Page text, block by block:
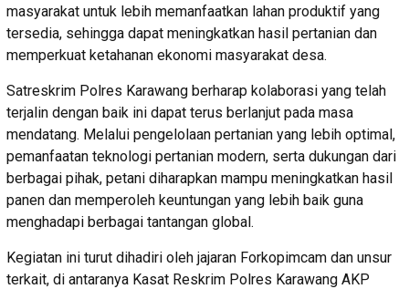
masyarakat untuk lebih memanfaatkan lahan produktif yang
tersedia, sehingga dapat meningkatkan hasil pertanian dan
memperkuat ketahanan ekonomi masyarakat desa.
Satreskrim Polres Karawang berharap kolaborasi yang telah
terjalin dengan baik ini dapat terus berlanjut pada masa
mendatang. Melalui pengelolaan pertanian yang lebih optimal,
pemanfaatan teknologi pertanian modern, serta dukungan dari
berbagai pihak, petani diharapkan mampu meningkatkan hasil
panen dan memperoleh keuntungan yang lebih baik guna
menghadapi berbagai tantangan global.
Kegiatan ini turut dihadiri oleh jajaran Forkopimcam dan unsur
terkait, di antaranya Kasat Reskrim Polres Karawang AKP